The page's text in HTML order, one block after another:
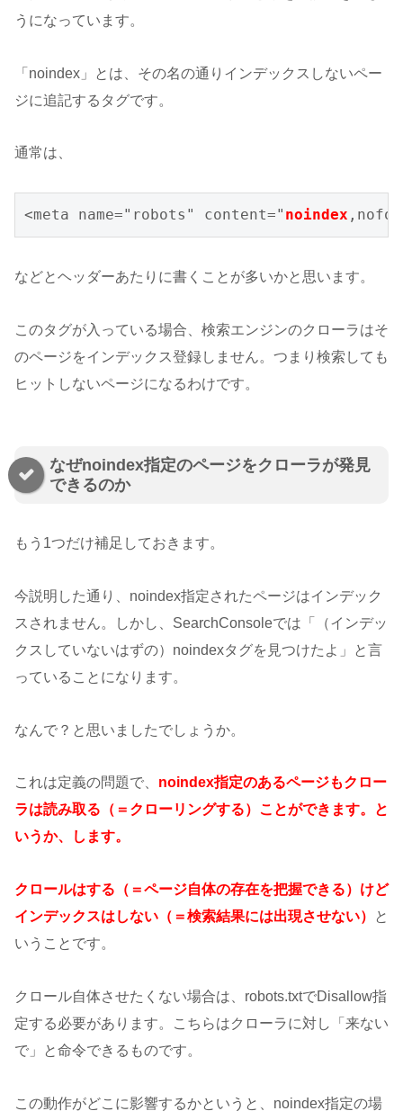
うになっています。
「noindex」とは、その名の通りインデックスしないペー
ジに追記するタグです。
通常は、
<meta name="robots" content=" noindex
などとヘッダーあたりに書くことが多いかと思います。
このタグが入っている場合、検索エンジンのクローラはそ
のページをインデックス登録しません。つまり検索しても
ヒットしないページになるわけです。
なぜnoindex指定のページをクローラが発見
できるのか
もう1つだけ補足しておきます。
今説明した通り、noindex指定されたページはインデック
スされません。しかし、SearchConsoleでは「（インデッ
クスしていないはずの）noindexタグを見つけたよ」と言
っていることになります。
なんで？と思いましたでしょうか。
これは定義の問題で、 noindex指定のあるページもクロー
ラは読み取る（＝クローリングする）ことができます。と
いうか、します。
クロールはする（＝ページ自体の存在を把握できる）けど
インデックスはしない（＝検索結果には出現させない）
と
いうことです。
クロール自体させたくない場合は、robots.txtでDisallow指
定する必要があります。こちらはクローラに対し「来ない
で」と命令できるものです。
この動作がどこに影響するかというと、noindex指定の場